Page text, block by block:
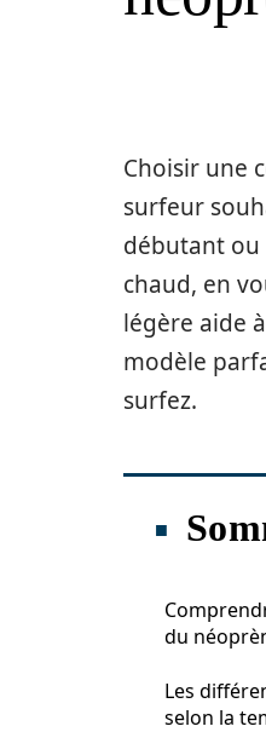
Choisir une
surfeur
débutant ou
chaud, en
légère aide
modèle
surfez.
du
Les
selon la